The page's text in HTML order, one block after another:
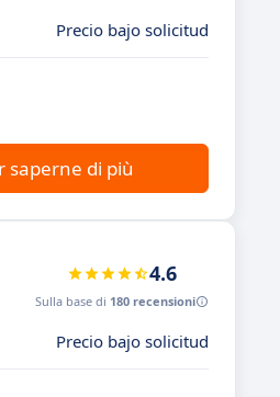
Precio bajo solicitud
saperne di più
4.6
Sulla base di 180 recensioni
Precio bajo solicitud